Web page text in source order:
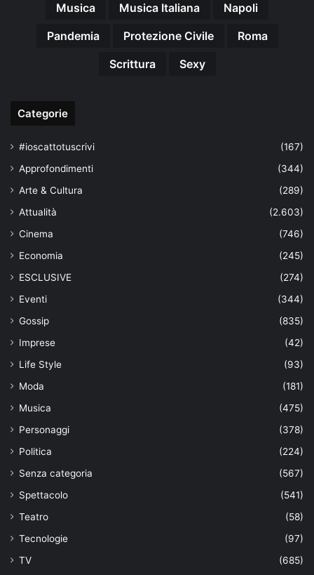
Musica
Musica Italiana
Napoli
Pandemia
Protezione Civile
Roma
Scrittura
Sexy
Categorie
#ioscattotuscrivi
(167)
Approfondimenti
(344)
Arte & Cultura
(289)
Attualità
(2.603)
Cinema
(746)
Economia
(245)
ESCLUSIVE
(274)
Eventi
(344)
Gossip
(835)
Imprese
(42)
Life Style
(93)
Moda
(181)
Musica
(475)
Personaggi
(378)
Politica
(224)
Senza categoria
(567)
Spettacolo
(541)
Teatro
(58)
Tecnologie
(97)
TV
(685)